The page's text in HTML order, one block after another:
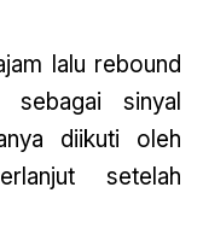
lalu rebound
sebagai sinyal
diikuti oleh
setelah